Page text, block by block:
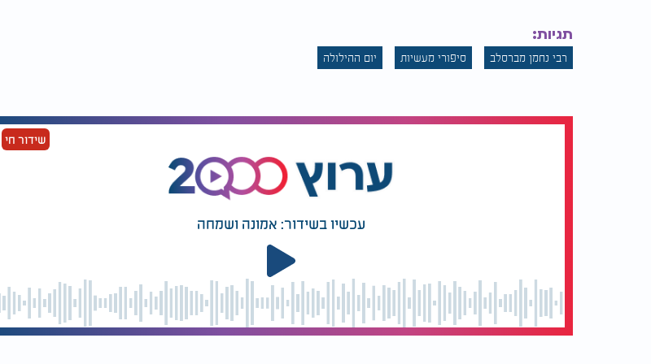
בת המלך, שהיא נשמתנו, על הנפילה והעלייה, על התשובה והשמחה.
את המשך הסיפור, כך אמר רבנו, העולם עוד לא שמע.
דבריו מהדהדים עד היום - רמז לכך שיש סודות שיישלמו רק בגאולה השלמה.
סיפורי רבי נחמן אינם רק עבר של חסידות. הם הווה חי ונושם. כל סיפור הוא מראה לנפש, כל
דימוי הוא קריאה להתעוררות. הם מלמדים אותנו לשמוח גם כשהלב כבד, למצוא אור גם בתוך
החושך, ולזכור שתמיד אפשר לשוב, להתחיל מחדש, ולגלות בתוכנו את הנסיכה האבודה - את
ביום ההילולא הקדוש הזה, נרים עיניים לשמיים ונבקש:
שנזכה ללמוד מדרכיו של הצדיק, לשמוח באמת, ולהחיות את האמונה הפשוטה והעמוקה שנטע
בתוכנו רבנו נחמן מברסלב זצוק"ל - אשר ממשיך גם היום להאיר לעולם כולו.
תגיות:
רבי נחמן מברסלב סיפורי מעשיות יום ההילולה
שידור חי
עכשיו בשידור: אמונה ושמחה